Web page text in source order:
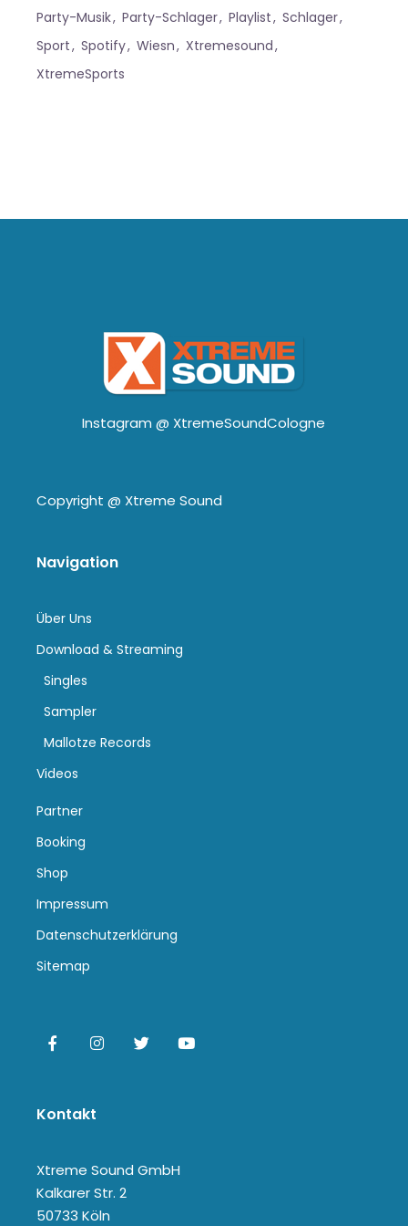
Party-Musik
Party-Schlager Playlist
Schlager
Sport
Spotify Wiesn
Xtremesound
XtremeSports
Instagram @ XtremeSoundCologne
Copyright @ Xtreme Sound
Navigation
Über Uns
Download & Streaming
Singles
Sampler
Mallotze Records
Videos
Partner
Booking
Shop
Impressum
Datenschutzerklärung
Sitemap
Kontakt
Xtreme Sound GmbH
Kalkarer Str. 2
50733 Köln